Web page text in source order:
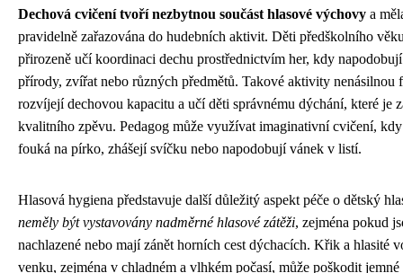
Dechová cvičení tvoří nezbytnou součást hlasové výchovy a
pravidelně zařazována do hudebních aktivit. Děti předškolního
přirozeně učí koordinaci dechu prostřednictvím her, kdy
přírody, zvířat nebo různých předmětů. Takové aktivity nenásilnou
rozvíjejí dechovou kapacitu a učí děti správnému dýchání, které je
kvalitního zpěvu. Pedagog může využívat imaginativní cvičení,
fouká na pírko, zhášejí svíčku nebo napodobují vánek v listí.
Hlasová hygiena představuje další důležitý aspekt péče o dětský
neměly být vystavovány nadměrné hlasové zátěži, zejména pokud
nachlazené nebo mají zánět horních cest dýchacích. Křik a hlasité
venku, zejména v chladném a vlhkém počasí, může poškodit